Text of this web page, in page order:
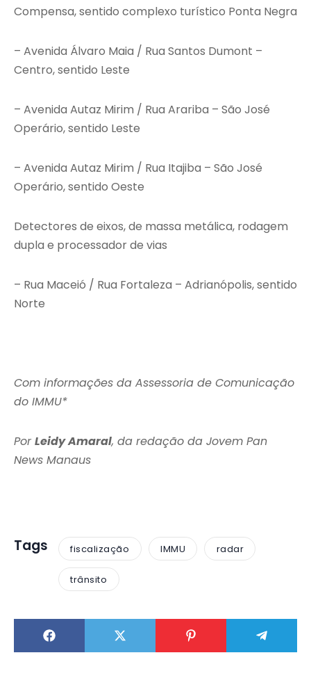
Compensa, sentido complexo turístico Ponta Negra
– Avenida Álvaro Maia / Rua Santos Dumont –
Centro, sentido Leste
– Avenida Autaz Mirim / Rua Arariba – São José
Operário, sentido Leste
– Avenida Autaz Mirim / Rua Itajiba – São José
Operário, sentido Oeste
Detectores de eixos, de massa metálica, rodagem
dupla e processador de vias
– Rua Maceió / Rua Fortaleza – Adrianópolis, sentido
Norte
Com informações da Assessoria de Comunicação
do IMMU*
PorLeidy Amaral, da redação da Jovem Pan
News Manaus
Tags fiscalização IMMU radar
trânsito